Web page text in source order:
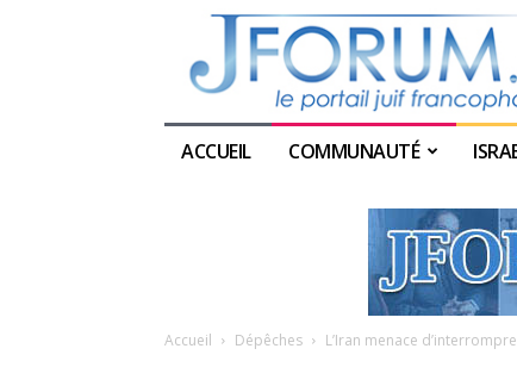
ACCUEIL COMMUNAUTÉ
Accueil Dépêches L’Iran menace